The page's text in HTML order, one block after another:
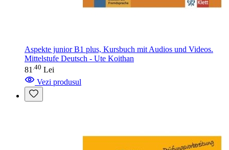
Aspekte junior B1 plus, Kursbuch mit Audios und Videos.
Mittelstufe Deutsch - Ute Koithan
81 40 Lei
Vezi produsul